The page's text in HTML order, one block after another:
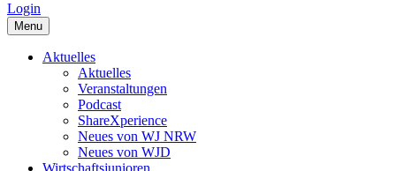
Login
Menu
Aktuelles
Aktuelles
Veranstaltungen
Podcast
ShareXperience
Neues von WJ NRW
Neues von WJD